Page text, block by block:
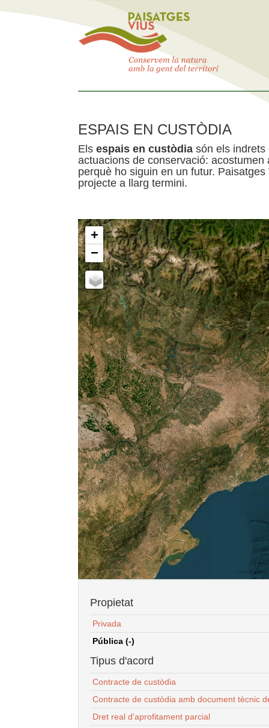
ESPAIS EN CUSTÒDIA
Els espais en custòdia són els indrets
actuacions de conservació:
perquè ho siguin en un futur.
projecte a llarg termini.
+
−
Propietat
Privada
Pública (-)
Tipus d'acord
Contracte de custòdia
Contracte de custòdia amb document tècnic
Dret real d'aprofitament parcial